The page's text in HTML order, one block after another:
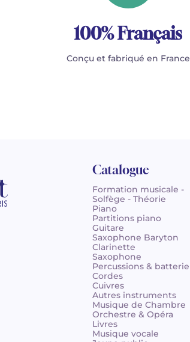
100% Français
Conçu et fabriqué en France
Catalogue
Formation musicale -
Solfège - Théorie
Piano
Partitions piano
Guitare
Saxophone Baryton
Clarinette
Saxophone
Percussions & batterie
Cordes
Cuivres
Autres instruments
Musique de Chambre
Orchestre & Opéra
Livres
Musique vocale